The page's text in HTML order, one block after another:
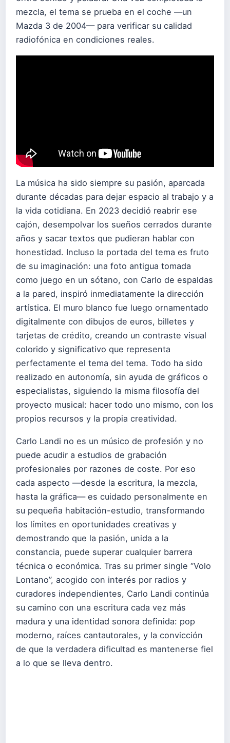
mezcla, el tema se prueba en el coche —un
Mazda 3 de 2004— para verificar su calidad
radiofónica en condiciones reales.
La música ha sido siempre su pasión, aparcada
durante décadas para dejar espacio al trabajo y a
la vida cotidiana. En 2023 decidió reabrir ese
cajón, desempolvar los sueños cerrados durante
años y sacar textos que pudieran hablar con
honestidad. Incluso la portada del tema es fruto
de su imaginación: una foto antigua tomada
como juego en un sótano, con Carlo de espaldas
a la pared, inspiró inmediatamente la dirección
artística. El muro blanco fue luego ornamentado
digitalmente con dibujos de euros, billetes y
tarjetas de crédito, creando un contraste visual
colorido y significativo que representa
perfectamente el tema del tema. Todo ha sido
realizado en autonomía, sin ayuda de gráficos o
especialistas, siguiendo la misma filosofía del
proyecto musical: hacer todo uno mismo, con los
propios recursos y la propia creatividad.
Carlo Landi no es un músico de profesión y no
puede acudir a estudios de grabación
profesionales por razones de coste. Por eso
cada aspecto —desde la escritura, la mezcla,
hasta la gráfica— es cuidado personalmente en
su pequeña habitación-estudio, transformando
los límites en oportunidades creativas y
demostrando que la pasión, unida a la
constancia, puede superar cualquier barrera
técnica o económica. Tras su primer single “Volo
Lontano”, acogido con interés por radios y
curadores independientes, Carlo Landi continúa
su camino con una escritura cada vez más
madura y una identidad sonora definida: pop
moderno, raíces cantautorales, y la convicción
de que la verdadera dificultad es mantenerse fiel
a lo que se lleva dentro.